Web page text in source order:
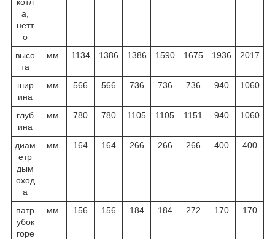
а,
нетт
о
высо
та
мм 1134 1386 1386 1590 1675 1936 2017
шир
ина
мм 566 566 736 736 736 940 1060
глуб
ина
мм 780 780 1105 1105 1151 940 1060
диам
етр
дым
оход
а
мм 164 164 266 266 266 400 400
патр
убок
горе
мм 156 156 184 184 272 170 170